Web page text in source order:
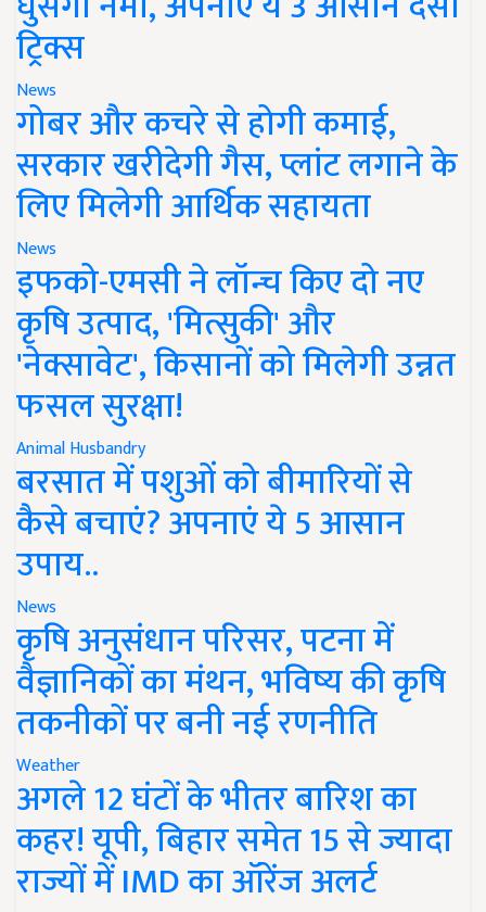
ट्रिक्स
News
गोबर और कचरे से होगी कमाई,
सरकार खरीदेगी गैस, प्लांट लगाने के
लिए मिलेगी आर्थिक सहायता
News
इफको-एमसी ने लॉन्च किए दो नए
कृषि उत्पाद, 'मित्सुकी' और
'नेक्सावेट', किसानों को मिलेगी उन्नत
फसल सुरक्षा!
Animal Husbandry
बरसात में पशुओं को बीमारियों से
कैसे बचाएं? अपनाएं ये 5 आसान
उपाय..
News
कृषि अनुसंधान परिसर, पटना में
वैज्ञानिकों का मंथन, भविष्य की कृषि
तकनीकों पर बनी नई रणनीति
Weather
अगले 12 घंटों के भीतर बारिश का
कहर! यूपी, बिहार समेत 15 से ज्यादा
राज्यों में IMD का ऑरेंज अलर्ट